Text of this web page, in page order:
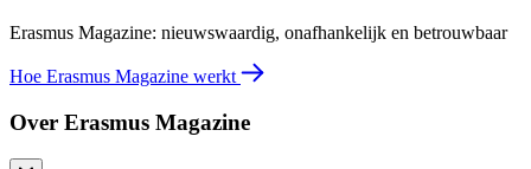
Erasmus Magazine: nieuwswaardig, onafhankelijk en betrouwbaar
Hoe Erasmus Magazine werkt
Over Erasmus Magazine